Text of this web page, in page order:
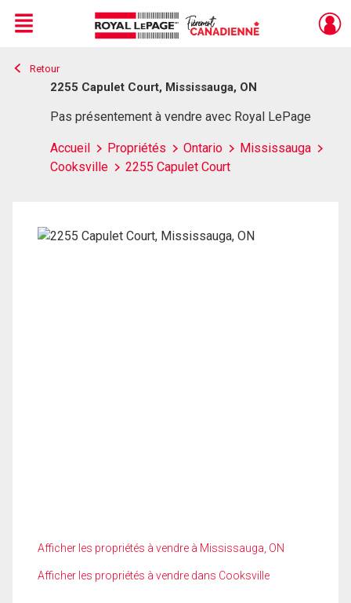
Live
En Direct
Menu
Retour
2255 Capulet Court, Mississauga, ON
Pas présentement à vendre avec Royal LePage
Accueil Propriétés Ontario
Mississauga
Cooksville
2255 Capulet Court
Afficher les propriétés à vendre à Mississauga, ON
Afficher les propriétés à vendre dans Cooksville